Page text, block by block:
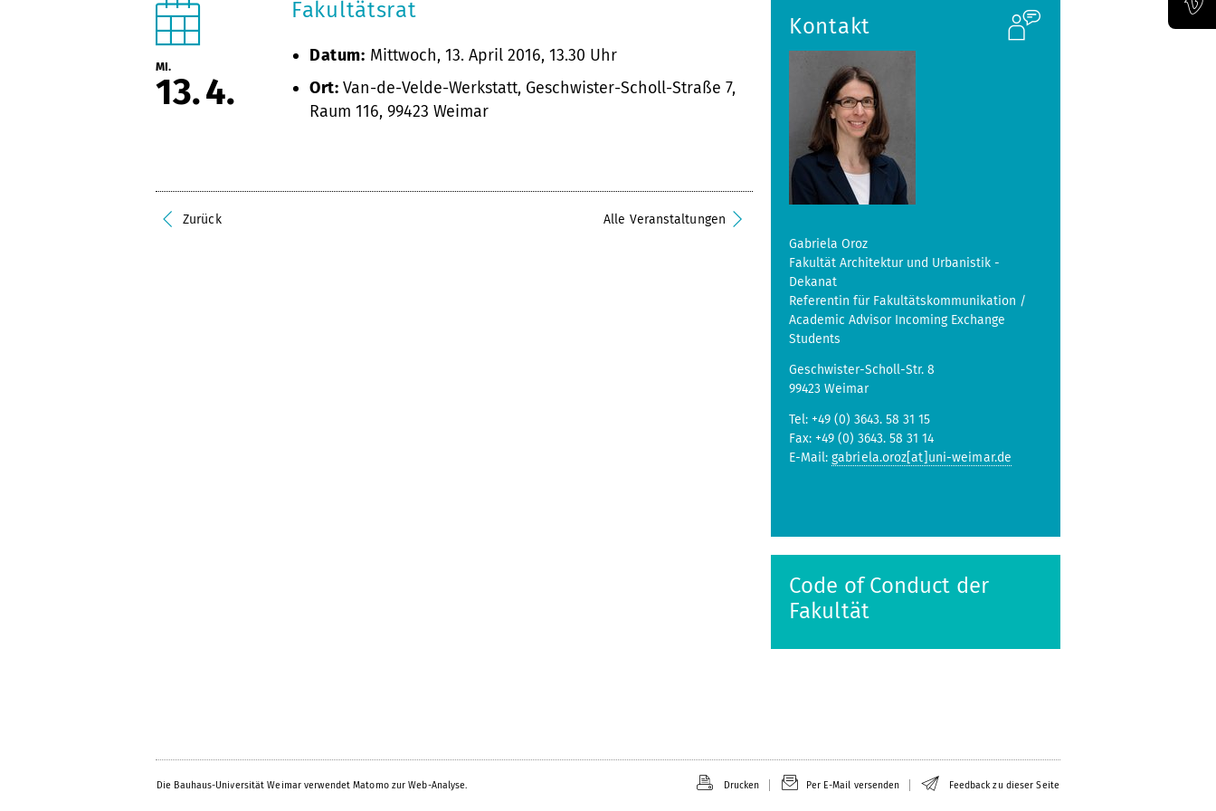
MI.
13 4
Fakultätsrat
Datum: Mittwoch, 13. April 2016, 13.30 Uhr
Ort: Van-de-Velde-Werkstatt, Geschwister-Scholl-Straße 7,
Raum 116, 99423 Weimar
Zurück Alle Veranstaltungen
Kontakt
Gabriela Oroz
Fakultät Architektur und Urbanistik -
Dekanat
Referentin für Fakultätskommunikation /
Academic Advisor Incoming Exchange
Students
Geschwister-Scholl-Str. 8
99423 Weimar
Tel: +49 (0) 3643. 58 31 15
Fax: +49 (0) 3643. 58 31 14
E-Mail: gabriela.oroz[at]uni-weimar.de
Code of Conduct der
Fakultät
Die Bauhaus-Universität Weimar verwendet Matomo zur Web-Analyse. Drucken Per E-Mail versenden Feedback zu dieser Seite